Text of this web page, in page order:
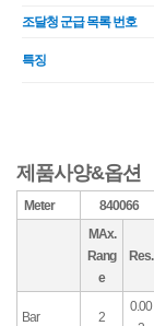
조달청 군급 목록 번호
특징
제품사양&옵션
Meter 840066
MAx.
Rang
e
Res.
Bar 2
0.00